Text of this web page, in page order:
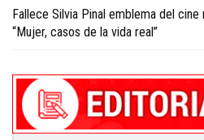
Fallece Silvia Pinal emblema del
“Mujer, casos de la vida real”